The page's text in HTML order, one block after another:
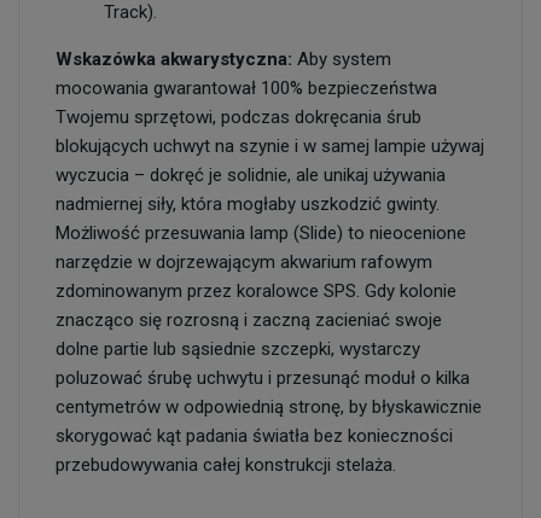
Track).
Wskazówka akwarystyczna: Aby system
mocowania gwarantował 100% bezpieczeństwa
Twojemu sprzętowi, podczas dokręcania śrub
blokujących uchwyt na szynie i w samej lampie używaj
wyczucia – dokręć je solidnie, ale unikaj używania
nadmiernej siły, która mogłaby uszkodzić gwinty.
Możliwość przesuwania lamp (Slide) to nieocenione
narzędzie w dojrzewającym akwarium rafowym
zdominowanym przez koralowce SPS. Gdy kolonie
znacząco się rozrosną i zaczną zacieniać swoje
dolne partie lub sąsiednie szczepki, wystarczy
poluzować śrubę uchwytu i przesunąć moduł o kilka
centymetrów w odpowiednią stronę, by błyskawicznie
skorygować kąt padania światła bez konieczności
przebudowywania całej konstrukcji stelaża.